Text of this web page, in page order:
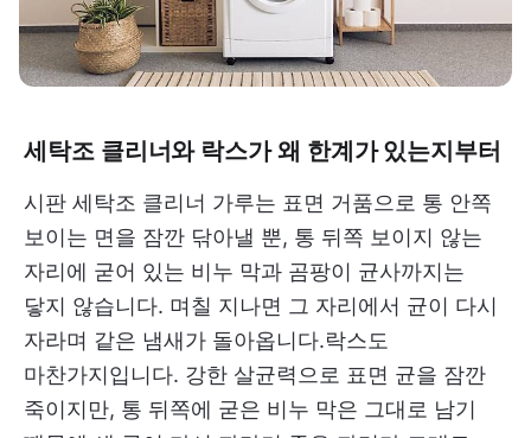
세탁조 클리너와 락스가 왜 한계가 있는지부터
시판 세탁조 클리너 가루는 표면 거품으로 통 안쪽
보이는 면을 잠깐 닦아낼 뿐, 통 뒤쪽 보이지 않는
자리에 굳어 있는 비누 막과 곰팡이 균사까지는
닿지 않습니다. 며칠 지나면 그 자리에서 균이 다시
자라며 같은 냄새가 돌아옵니다.락스도
마찬가지입니다. 강한 살균력으로 표면 균을 잠깐
죽이지만, 통 뒤쪽에 굳은 비누 막은 그대로 남기